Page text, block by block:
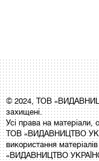
© 2024, ТОВ
захищені.
Усі права на матеріали,
ТОВ «ВИДАВНИЦТВО
використання
«ВИДАВНИЦТВО